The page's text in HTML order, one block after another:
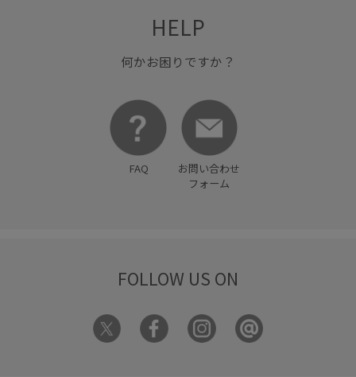
HELP
何かお困りですか？
FAQ
お問い合わせ
フォーム
FOLLOW US ON